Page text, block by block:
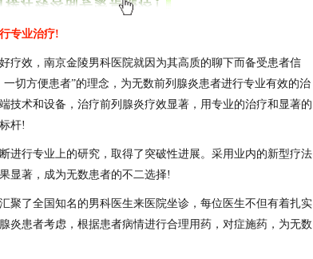
专业治疗!
效，南京金陵男科医院就因为其高质的聊下而备受患者信
切方便患者”的理念，为无数前列腺炎患者进行专业有效的治
技术和设备，治疗前列腺炎疗效显著，用专业的治疗和显著的
杆!
行专业上的研究，取得了突破性进展。采用业内的新型疗法
显著，成为无数患者的不二选择!
了全国知名的男科医生来医院坐诊，每位医生不但有着扎实
炎患者考虑，根据患者病情进行合理用药，对症施药，为无数